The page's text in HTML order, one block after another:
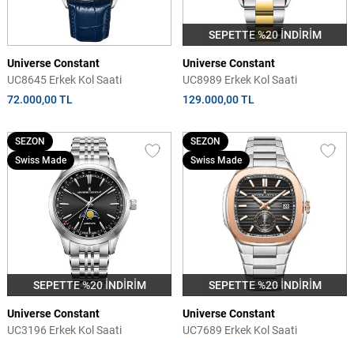
Universe Constant
UC8645 Erkek Kol Saati
72.000,00 TL
SEPETTE %20 İNDİRİM
Universe Constant
UC8989 Erkek Kol Saati
129.000,00 TL
SEPETTE %20 İNDİRİM
SEZON
Swiss Made
Universe Constant
UC3196 Erkek Kol Saati
SEPETTE %20 İNDİRİM
SEZON
Swiss Made
Universe Constant
UC7689 Erkek Kol Saati